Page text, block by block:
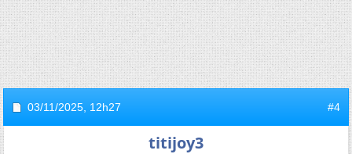
03/11/2025, 12h27 #4
titijoy3